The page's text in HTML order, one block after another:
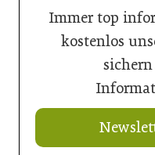
Immer top
kostenlos